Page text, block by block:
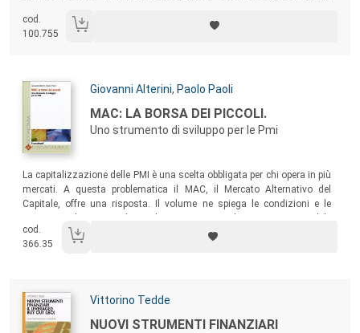
infine i progettisti.
cod.
100.755
Autori:
Giovanni Alterini, Paolo Paoli
Titolo:
MAC: LA BORSA DEI PICCOLI.
Uno strumento di sviluppo per le Pmi
Sommario:
La capitalizzazione delle PMI è una scelta obbligata per chi opera in più
mercati. A questa problematica il MAC, il Mercato Alternativo del
Capitale, offre una risposta. Il volume ne spiega le condizioni e le
analisti finanziari, funzionari bancari…
cod.
366.35
Autori:
Vittorino Tedde
Titolo:
NUOVI STRUMENTI FINANZIARI